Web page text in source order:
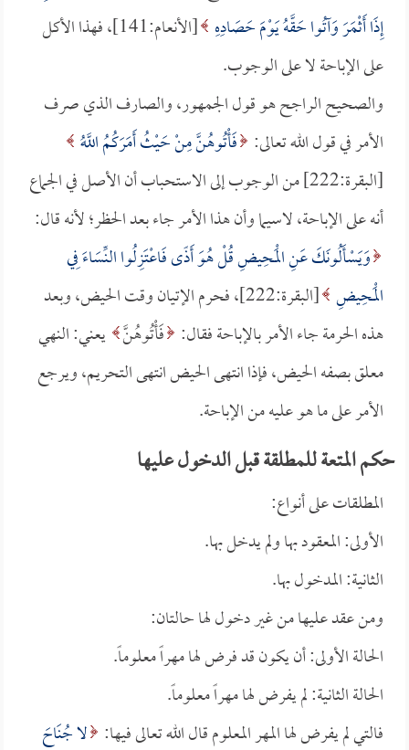
إِذَا أَثْمَرَ وَآتُوا حَقَّهُ يَوْمَ حَصَادِهِ
[الأنعام:141]، فهذا الأكل
على الإباحة لا على الوجوب.
والصحيح الراجح هو قول الجمهور، والصارف الذي صرف
الأمر في قول الله تعالى: فَأْتُوهُنَّ مِنْ حَيْثُ أَمَرَكُمُ اللَّهُ
[البقرة:222] من الوجوب إلى الاستحباب أن الأصل في الجماع
أنه على الإباحة، لاسيما وأن هذا الأمر جاء بعد الحظر؛ لأنه قال:
وَيَسْأَلُونَكَ عَنِ الْمَحِيضِ قُلْ هُوَ أَذًى فَاعْتَزِلُوا النِّسَاءَ فِي
الْمَحِيضِ
[البقرة:222]، فحرم الإتيان وقت الحيض، وبعد
هذه الحرمة جاء الأمر بالإباحة فقال: فَأْتُوهُنَّ يعني: النهي
معلق بصفه الحيض، فإذا انتهى الحيض انتهى التحريم، ويرجع
الأمر على ما هو عليه من الإباحة.
حكم المتعة للمطلقة قبل الدخول عليها
المطلقات على أنواع:
الأولى: المعقود بها ولم يدخل بها.
الثانية: المدخول بها.
ومن عقد عليها من غير دخول لها حالتان:
الحالة الأولى: أن يكون قد فرض لها مهراً معلوماً.
الحالة الثانية: لم يفرض لها مهراً معلوماً.
فالتي لم يفرض لها المهر المعلوم قال الله تعالى فيها: لا جُنَاحَ